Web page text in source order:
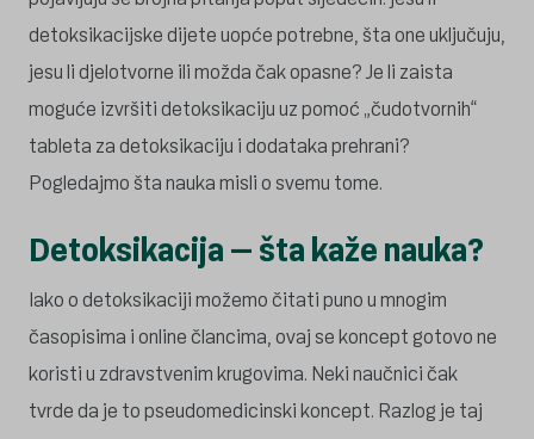
detoksikacijske dijete uopće potrebne, šta one uključuju,
jesu li djelotvorne ili možda čak opasne? Je li zaista
moguće izvršiti detoksikaciju uz pomoć „čudotvornih“
tableta za detoksikaciju i dodataka prehrani?
Pogledajmo šta nauka misli o svemu tome.
Detoksikacija – šta kaže nauka?
Iako o detoksikaciji možemo čitati puno u mnogim
časopisima i online člancima, ovaj se koncept gotovo ne
koristi u zdravstvenim krugovima. Neki naučnici čak
tvrde da je to pseudomedicinski koncept. Razlog je taj